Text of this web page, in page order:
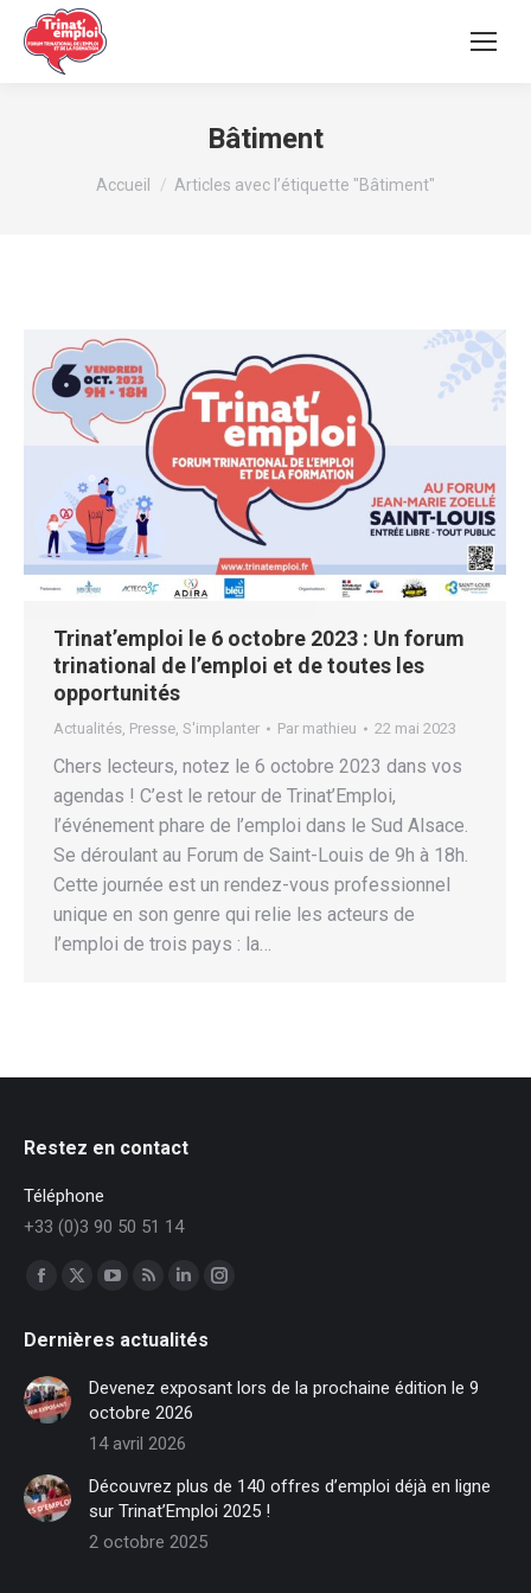
Bâtiment
Vous êtes ici :
Accueil Articles avec l’étiquette "Bâtiment"
Trinat’emploi le 6 octobre 2023 : Un forum
trinational de l’emploi et de toutes les
opportunités
Actualités, Presse, S'implanter Par mathieu 22 mai 2023
Chers lecteurs, notez le 6 octobre 2023 dans vos
agendas ! C’est le retour de Trinat’Emploi,
l’événement phare de l’emploi dans le Sud Alsace.
Se déroulant au Forum de Saint-Louis de 9h à 18h.
Cette journée est un rendez-vous professionnel
unique en son genre qui relie les acteurs de
l’emploi de trois pays : la…
Restez en contact
Téléphone
+33 (0)3 90 50 51 14
Trouvez nous sur :
Facebook
opens
in
new
window
X
opens
new
window
opens
in
new
window
opens
in
new
window
LinkedIn
opens
in
new
window
Instagram
in
Dernières actualités
Devenez exposant lors de la prochaine édition le 9
octobre 2026
14 avril 2026
Découvrez plus de 140 offres d’emploi déjà en ligne
sur Trinat’Emploi 2025 !
2 octobre 2025